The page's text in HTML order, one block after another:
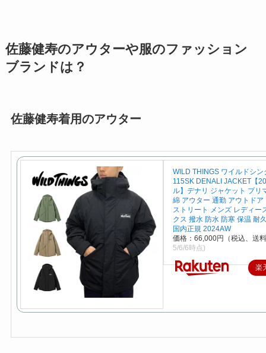
佐藤健寿のアウターや服のファッション
ブランドは？
佐藤健寿着用のアウター
WILD THINGS ワイルドシン
115SK DENALI JACKET【
ル】デナリ ジャケット プリ
綿 アウター 通勤 アウトドア
ストリート メンズ レディー
クス 撥水 防水 防寒 保温 耐
国内正規 2024AW
価格：66,000円（税込、送
5/6/6時点)
楽